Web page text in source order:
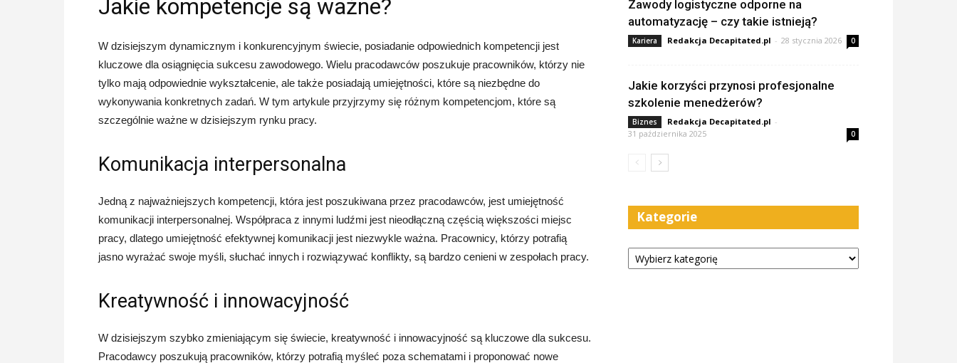
Jakie kompetencje są ważne?
W dzisiejszym dynamicznym i konkurencyjnym świecie, posiadanie odpowiednich kompetencji jest
kluczowe dla osiągnięcia sukcesu zawodowego. Wielu pracodawców poszukuje pracowników, którzy nie
tylko mają odpowiednie wykształcenie, ale także posiadają umiejętności, które są niezbędne do
wykonywania konkretnych zadań. W tym artykule przyjrzymy się różnym kompetencjom, które są
szczególnie ważne w dzisiejszym rynku pracy.
Komunikacja interpersonalna
Jedną z najważniejszych kompetencji, która jest poszukiwana przez pracodawców, jest umiejętność
komunikacji interpersonalnej. Współpraca z innymi ludźmi jest nieodłączną częścią większości miejsc
pracy, dlatego umiejętność efektywnej komunikacji jest niezwykle ważna. Pracownicy, którzy potrafią
jasno wyrażać swoje myśli, słuchać innych i rozwiązywać konflikty, są bardzo cenieni w zespołach pracy.
Kreatywność i innowacyjność
W dzisiejszym szybko zmieniającym się świecie, kreatywność i innowacyjność są kluczowe dla sukcesu.
Pracodawcy poszukują pracowników, którzy potrafią myśleć poza schematami i proponować nowe
Zawody logistyczne odporne na
automatyzację – czy takie istnieją?
Kariera Redakcja Decapitated.pl - 28 stycznia 2026 0
Jakie korzyści przynosi profesjonalne
szkolenie menedżerów?
Biznes Redakcja Decapitated.pl -
31 października 2025
0
Kategorie
Kategorie